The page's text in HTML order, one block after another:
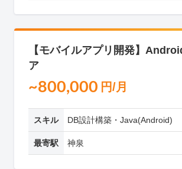
【モバイルアプリ開発】
ア
~800,000 円/月
スキル DB設計構築・Java(Android)
最寄駅 神泉